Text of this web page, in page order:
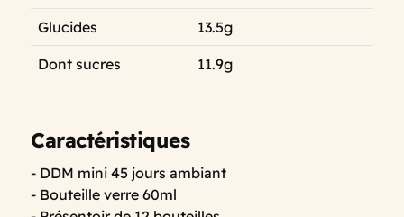
Glucides 13.5g
Dont sucres 11.9g
Caractéristiques
- DDM mini 45 jours ambiant
- Bouteille verre 60ml